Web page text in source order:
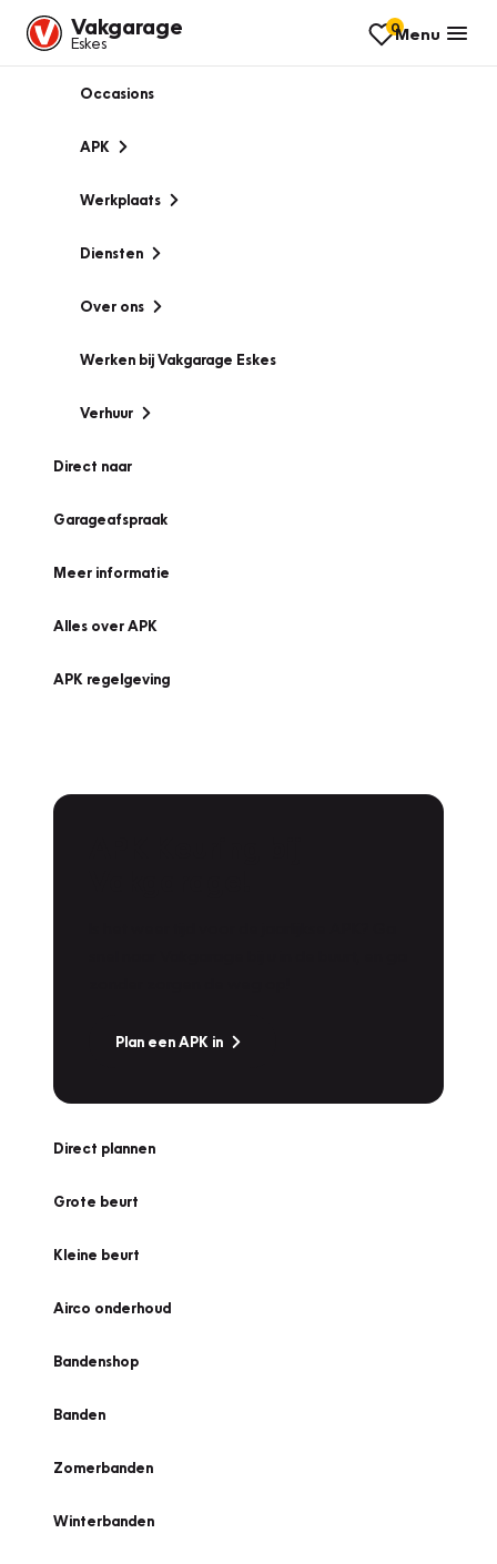
Vakgarage
Eskes
0Menu
Occasions
APK
Werkplaats
Diensten
Over ons
Werken bij Vakgarage Eskes
Verhuur
Direct naar
Garageafspraak
Meer informatie
Alles over APK
APK regelgeving
Plan een APK in
Direct plannen
Grote beurt
Kleine beurt
Airco onderhoud
Bandenshop
Banden
Zomerbanden
Winterbanden